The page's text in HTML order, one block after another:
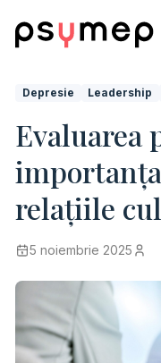
Depresie Leadership
Evaluarea
relațiile
5 noiembrie 2025